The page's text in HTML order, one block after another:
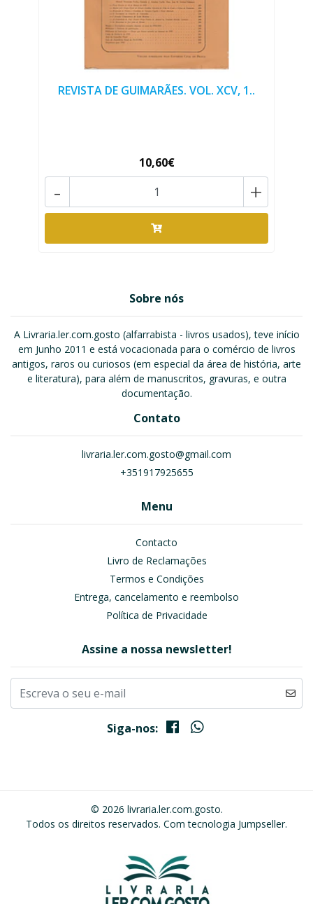
REVISTA DE GUIMARÃES. VOL. XCV, 1..
10,60€
+
-
Sobre nós
A Livraria.ler.com.gosto (alfarrabista - livros usados), teve início
em Junho 2011 e está vocacionada para o comércio de livros
antigos, raros ou curiosos (em especial da área de história, arte
e literatura), para além de manuscritos, gravuras, e outra
documentação.
Contato
livraria.ler.com.gosto@gmail.com
+351917925655
Menu
Contacto
Livro de Reclamações
Termos e Condições
Entrega, cancelamento e reembolso
Política de Privacidade
Assine a nossa newsletter!
Siga-nos:
© 2026 livraria.ler.com.gosto.
Todos os direitos reservados. Com tecnologia Jumpseller.